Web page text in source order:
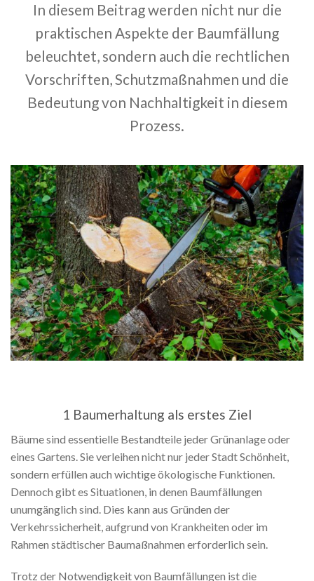
In diesem Beitrag werden nicht nur die
praktischen Aspekte der Baumfällung
beleuchtet, sondern auch die rechtlichen
Vorschriften, Schutzmaßnahmen und die
Bedeutung von Nachhaltigkeit in diesem
Prozess.
1 Baumerhaltung als erstes Ziel
Bäume sind essentielle Bestandteile jeder Grünanlage oder
eines Gartens. Sie verleihen nicht nur jeder Stadt Schönheit,
sondern erfüllen auch wichtige ökologische Funktionen.
Dennoch gibt es Situationen, in denen Baumfällungen
unumgänglich sind. Dies kann aus Gründen der
Verkehrssicherheit, aufgrund von Krankheiten oder im
Rahmen städtischer Baumaßnahmen erforderlich sein.
Trotz der Notwendigkeit von Baumfällungen ist die